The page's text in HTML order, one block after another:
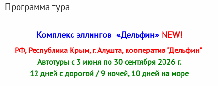
Программа тура
Комплекс эллингов «Дельфин» NEW!
РФ, Республика Крым, г. Алушта, кооператив "Дельфин"
Автотуры с 3 июня по 30 сентября 2026 г.
12 дней с дорогой / 9 ночей, 10 дней на море